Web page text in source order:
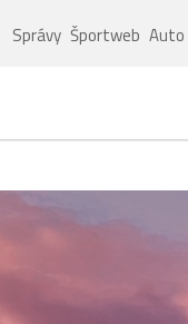
Správy Športweb Auto